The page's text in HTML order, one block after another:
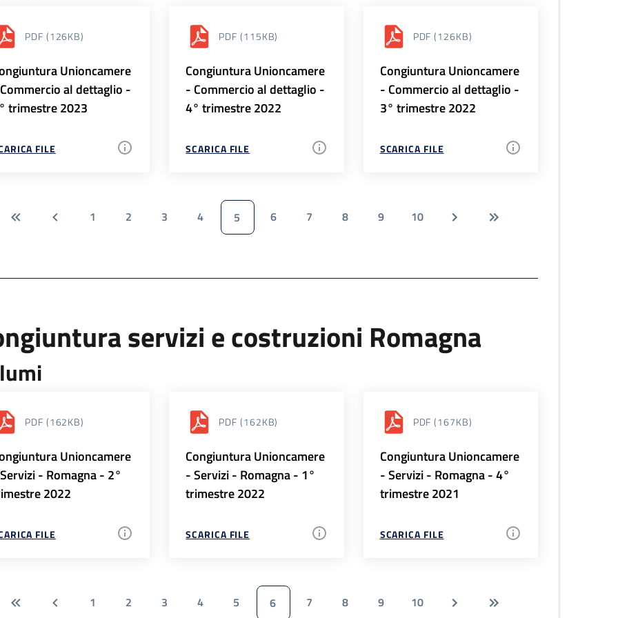
PDF (126KB)
Unioncamere
al dettaglio -
trimestre 2023
FILE
PDF (115KB)
Congiuntura Unioncamere
- Commercio al dettaglio -
4° trimestre 2022
SCARICA FILE
PDF (126KB)
Congiuntura Unioncamere
- Commercio al dettaglio -
3° trimestre 2022
SCARICA FILE
1 2 3 4 5 6 7 8 9 10
servizi e costruzioni Romagna
PDF (162KB)
Unioncamere
- Romagna - 2°
2022
FILE
PDF (162KB)
Congiuntura Unioncamere
- Servizi - Romagna - 1°
trimestre 2022
SCARICA FILE
PDF (167KB)
Congiuntura Unioncamere
- Servizi - Romagna - 4°
trimestre 2021
SCARICA FILE
1 2 3 4 5 6 7 8 9 10